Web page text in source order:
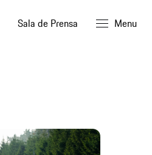
Sala de Prensa Menu